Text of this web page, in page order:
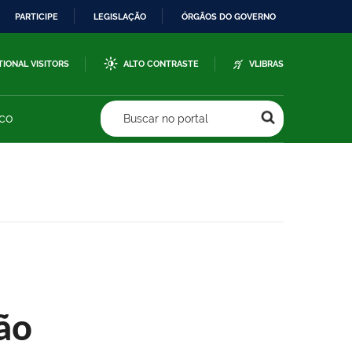
PARTICIPE LEGISLAÇÃO ÓRGÃOS DO GOVERNO
VISITORS ALTO CONTRASTE VLIBRAS
Buscar no portal